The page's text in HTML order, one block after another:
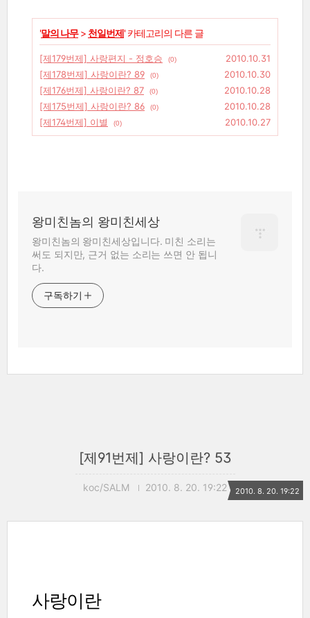
'말의 나무> 천일번제' 카테고리의 다른 글
[제179번제] 사랑편지 - 정호승 (0)
2010.10.31
[제178번제] 사랑이란? 89
(0)
2010.10.30
[제176번제] 사랑이란? 87
(0)
2010.10.28
[제175번제] 사랑이란? 86
(0)
2010.10.28
[제174번제] 이별
(0) 2010.10.27
왕미친놈의 왕미친세상
왕미친놈의 왕미친세상입니다. 미친 소리는
써도 되지만, 근거 없는 소리는 쓰면 안 됩니
다.
구독하기
[제91번제] 사랑이란? 53
koc/SALM 2010. 8. 20. 19:22 2010. 8. 20. 19:22
사랑이란